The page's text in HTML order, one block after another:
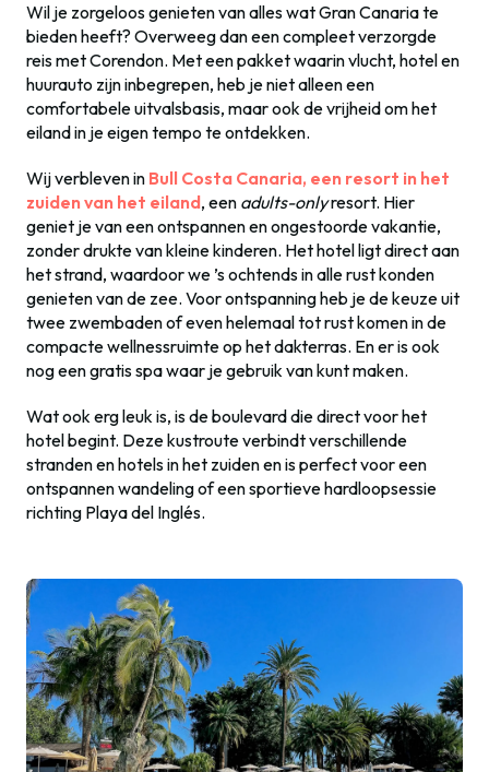
Wil je zorgeloos genieten van alles wat Gran Canaria te
bieden heeft? Overweeg dan een compleet verzorgde
reis met Corendon. Met een pakket waarin vlucht, hotel en
huurauto zijn inbegrepen, heb je niet alleen een
comfortabele uitvalsbasis, maar ook de vrijheid om het
eiland in je eigen tempo te ontdekken.
Wij verbleven in Bull Costa Canaria, een resort in het
zuiden van het eiland, een adults-onlyresort. Hier
geniet je van een ontspannen en ongestoorde vakantie,
zonder drukte van kleine kinderen. Het hotel ligt direct aan
het strand, waardoor we ’s ochtends in alle rust konden
genieten van de zee. Voor ontspanning heb je de keuze uit
twee zwembaden of even helemaal tot rust komen in de
compacte wellnessruimte op het dakterras. En er is ook
nog een gratis spa waar je gebruik van kunt maken.
Wat ook erg leuk is, is de boulevard die direct voor het
hotel begint. Deze kustroute verbindt verschillende
stranden en hotels in het zuiden en is perfect voor een
ontspannen wandeling of een sportieve hardloopsessie
richting Playa del Inglés.